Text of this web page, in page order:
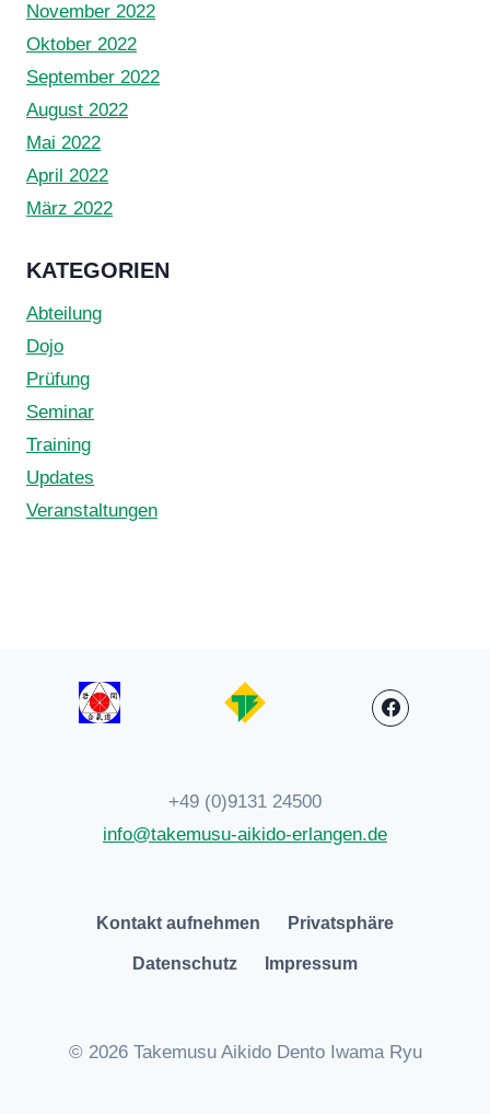
November 2022
Oktober 2022
September 2022
August 2022
Mai 2022
April 2022
März 2022
KATEGORIEN
Abteilung
Dojo
Prüfung
Seminar
Training
Updates
Veranstaltungen
+49 (0)9131 24500
info@takemusu-aikido-erlangen.de
Kontakt aufnehmen Privatsphäre
Datenschutz Impressum
© 2026 Takemusu Aikido Dento Iwama Ryu